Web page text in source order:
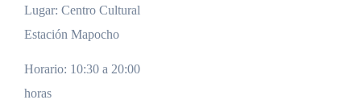
Lugar: Centro Cultural
Estación Mapocho
Horario: 10:30 a 20:00
horas